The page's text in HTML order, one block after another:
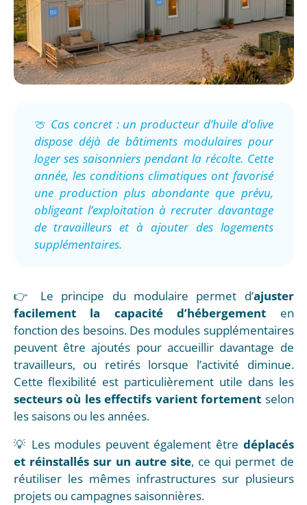
🍈 Cas concret : un producteur d’huile d’olive
dispose déjà de bâtiments modulaires pour
loger ses saisonniers pendant la récolte. Cette
année, les conditions climatiques ont favorisé
une production plus abondante que prévu,
obligeant l’exploitation à recruter davantage
de travailleurs et à ajouter des logements
supplémentaires.
👉 Le principe du modulaire permet d’ajuster
facilement la capacité d’hébergement en
fonction des besoins. Des modules supplémentaires
peuvent être ajoutés pour accueillir davantage de
travailleurs, ou retirés lorsque l’activité diminue.
Cette flexibilité est particulièrement utile dans les
secteurs où les effectifs varient fortement selon
les saisons ou les années.
💡 Les modules peuvent également être déplacés
et réinstallés sur un autre site, ce qui permet de
réutiliser les mêmes infrastructures sur plusieurs
projets ou campagnes saisonnières.